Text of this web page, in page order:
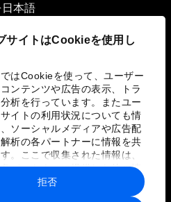
サイトはCookieを使用し
はCookieを使って、ユーザー
ンテンツや広告の表示、トラ
析を行っています。またユー
イトの利用状況についても情
ソーシャルメディアや広告配
析の各パートナーに情報を共
。ここで収集された情報は、
各パートナーに提供した他の情
ナーのサービスを使用した際
情報と組み合わされ、各パー
拒否
▪ 日本語